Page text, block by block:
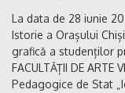
La data de 28 iunie
Istorie a Orașului
grafică a studenților
FACULTĂȚII DE ARTE
Pedagogice de Stat